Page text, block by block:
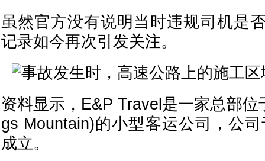
虽然官方没有说明当时违规司机是
记录如今再次引发关注。
资料显示，E&P Travel是一家总部
gs Mountain)的小型客运公司，公
成立。